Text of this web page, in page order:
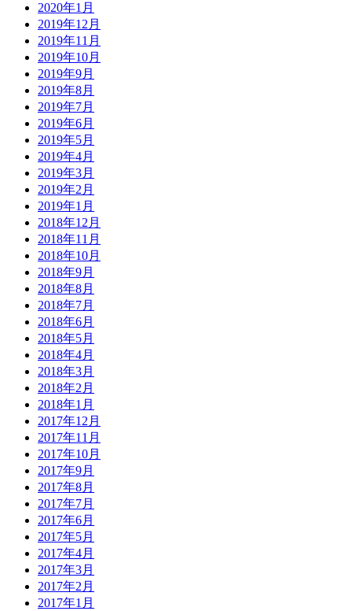
2020年1月
2019年12月
2019年11月
2019年10月
2019年9月
2019年8月
2019年7月
2019年6月
2019年5月
2019年4月
2019年3月
2019年2月
2019年1月
2018年12月
2018年11月
2018年10月
2018年9月
2018年8月
2018年7月
2018年6月
2018年5月
2018年4月
2018年3月
2018年2月
2018年1月
2017年12月
2017年11月
2017年10月
2017年9月
2017年8月
2017年7月
2017年6月
2017年5月
2017年4月
2017年3月
2017年2月
2017年1月